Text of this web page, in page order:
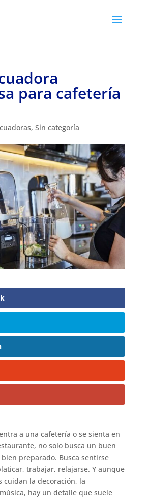
para cafetería
, Sin categoría
a una cafetería o se sienta en
no solo busca un buen
preparado. Busca sentirse
trabajar, relajarse. Y aunque
cuidan la decoración, la
hay un detalle que suele